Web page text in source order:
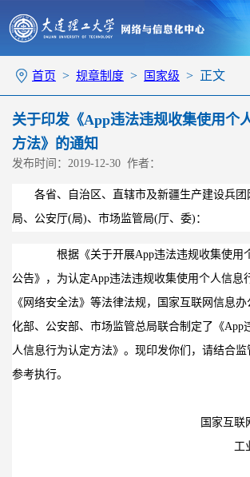
首页 > 规章制度 > 国家级 > 正文
关于印发《App违法违规收集使用个
方法》的通知
发布时间：2019-12-30 作者：
各省、自治区、直辖市及新疆生产建设兵
局、公安厅(局)、市场监管局(厅、委) ：
根据《关于开展App违法违规收集使用
公告》，为认定App违法违规收集使用个人信息
《网络安全法》等法律法规，国家互联网信息
化部、公安部、市场监管总局联合制定了《App
人信息行为认定方法》。现印发你们，请结合
参考执行。
国家互联
工